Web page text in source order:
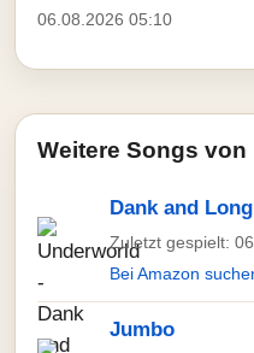
06.08.2026 05:10
Weitere Songs von
Dank and
Zuletzt gespielt:
Bei Amazon
Jumbo